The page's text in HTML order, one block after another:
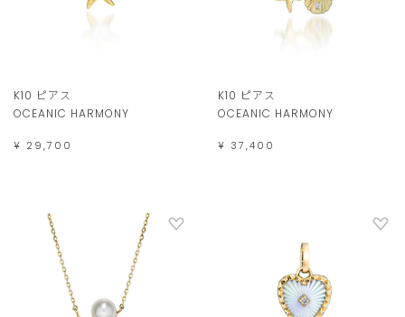
K10 ピアス
OCEANIC HARMONY
¥ 29,700
K10 ピアス
OCEANIC HARMONY
¥ 37,400